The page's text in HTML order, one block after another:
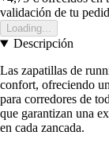
validación de tu
Loading...
Descripción
Las zapatillas de
confort, ofreciendo
para corredores de
que garantizan una
en cada zancada.